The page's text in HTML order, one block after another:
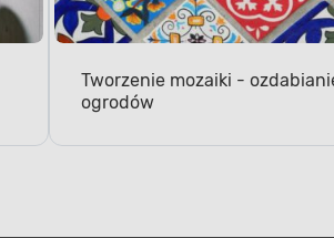
Tworzenie mozaiki -
ogrodów